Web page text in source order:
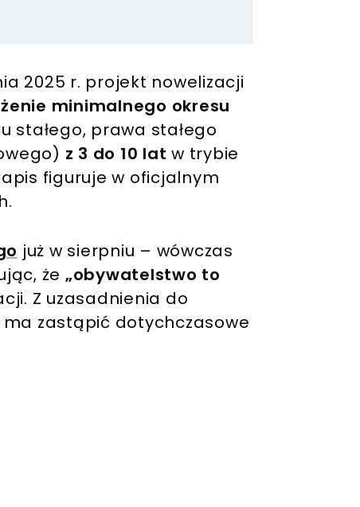
2025 r. projekt nowelizacji
minimalnego okresu
stałego, prawa stałego
z 3 do 10 lat w trybie
figuruje w oficjalnym
już w sierpniu – wówczas
że „obywatelstwo to
Z uzasadnienia do
zastąpić dotychczasowe